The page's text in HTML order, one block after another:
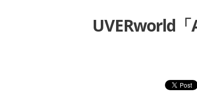
UVERworld